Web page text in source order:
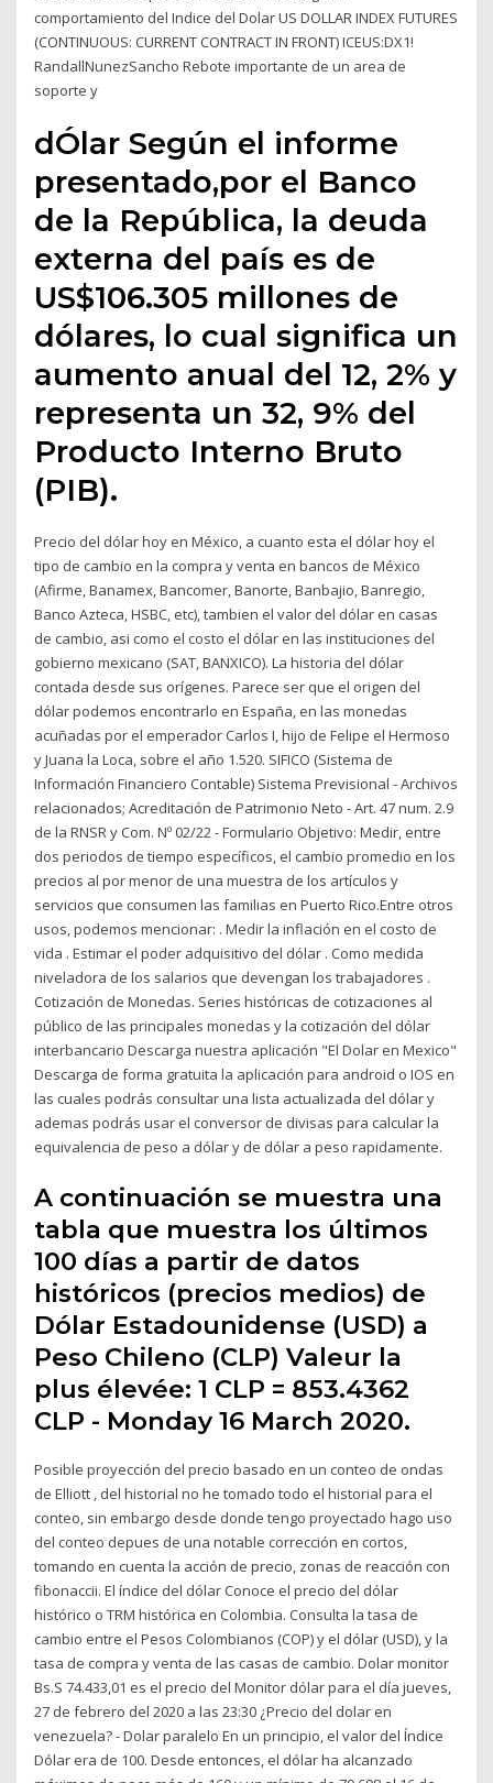
comportamiento del Indice del Dolar US DOLLAR INDEX FUTURES
(CONTINUOUS: CURRENT CONTRACT IN FRONT) ICEUS:DX1!
RandallNunezSancho Rebote importante de un area de
soporte y
dÓlar Según el informe
presentado,por el Banco
de la República, la deuda
externa del país es de
US$106.305 millones de
dólares, lo cual significa un
aumento anual del 12, 2% y
representa un 32, 9% del
Producto Interno Bruto
(PIB).
Precio del dólar hoy en México, a cuanto esta el dólar hoy el
tipo de cambio en la compra y venta en bancos de México
(Afirme, Banamex, Bancomer, Banorte, Banbajio, Banregio,
Banco Azteca, HSBC, etc), tambien el valor del dólar en casas
de cambio, asi como el costo el dólar en las instituciones del
gobierno mexicano (SAT, BANXICO). La historia del dólar
contada desde sus orígenes. Parece ser que el origen del
dólar podemos encontrarlo en España, en las monedas
acuñadas por el emperador Carlos I, hijo de Felipe el Hermoso
y Juana la Loca, sobre el año 1.520. SIFICO (Sistema de
Información Financiero Contable) Sistema Previsional - Archivos
relacionados; Acreditación de Patrimonio Neto - Art. 47 num. 2.9
de la RNSR y Com. Nº 02/22 - Formulario Objetivo: Medir, entre
dos periodos de tiempo específicos, el cambio promedio en los
precios al por menor de una muestra de los artículos y
servicios que consumen las familias en Puerto Rico.Entre otros
usos, podemos mencionar: . Medir la inflación en el costo de
vida . Estimar el poder adquisitivo del dólar . Como medida
niveladora de los salarios que devengan los trabajadores .
Cotización de Monedas. Series históricas de cotizaciones al
público de las principales monedas y la cotización del dólar
interbancario Descarga nuestra aplicación "El Dolar en Mexico"
Descarga de forma gratuita la aplicación para android o IOS en
las cuales podrás consultar una lista actualizada del dólar y
ademas podrás usar el conversor de divisas para calcular la
equivalencia de peso a dólar y de dólar a peso rapidamente.
A continuación se muestra una
tabla que muestra los últimos
100 días a partir de datos
históricos (precios medios) de
Dólar Estadounidense (USD) a
Peso Chileno (CLP) Valeur la
plus élevée: 1 CLP = 853.4362
CLP - Monday 16 March 2020.
Posible proyección del precio basado en un conteo de ondas
de Elliott , del historial no he tomado todo el historial para el
conteo, sin embargo desde donde tengo proyectado hago uso
del conteo depues de una notable corrección en cortos,
tomando en cuenta la acción de precio, zonas de reacción con
fibonaccii. El índice del dólar Conoce el precio del dólar
histórico o TRM histórica en Colombia. Consulta la tasa de
cambio entre el Pesos Colombianos (COP) y el dólar (USD), y la
tasa de compra y venta de las casas de cambio. Dolar monitor
Bs.S 74.433,01 es el precio del Monitor dólar para el día jueves,
27 de febrero del 2020 a las 23:30 ¿Precio del dolar en
venezuela? - Dolar paralelo En un principio, el valor del Índice
Dólar era de 100. Desde entonces, el dólar ha alcanzado